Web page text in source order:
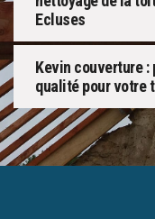
Ecluses
Kevin couverture :
qualité pour votre